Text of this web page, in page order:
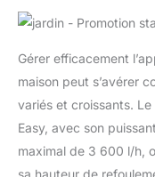
Gérer efficacement
maison peut s’avérer
variés et croissants.
Easy, avec son
maximal de 3 600 l/h,